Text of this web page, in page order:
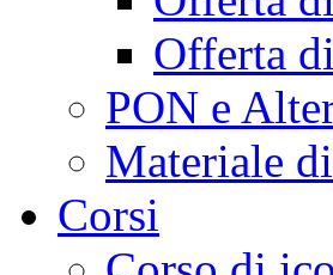
Offerta
PON e
Materiale
Corsi